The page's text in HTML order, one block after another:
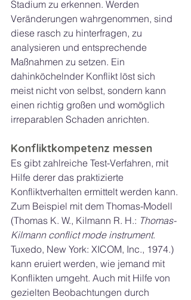
Stadium zu erkennen. Werden
Veränderungen wahrgenommen, sind
diese rasch zu hinterfragen, zu
analysieren und entsprechende
Maßnahmen zu setzen. Ein
dahinköchelnder Konflikt löst sich
meist nicht von selbst, sondern kann
einen richtig großen und womöglich
irreparablen Schaden anrichten.
Konfliktkompetenz messen
Es gibt zahlreiche Test-Verfahren, mit
Hilfe derer das praktizierte
Konfliktverhalten ermittelt werden kann.
Zum Beispiel mit dem Thomas-Modell
(Thomas K. W., Kilmann R. H.: Thomas-
Kilmann conflict mode instrument.
Tuxedo, New York: XICOM, Inc., 1974.)
kann eruiert werden, wie jemand mit
Konflikten umgeht. Auch mit Hilfe von
gezielten Beobachtungen durch